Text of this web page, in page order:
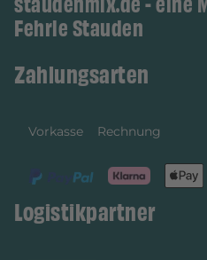
Fehrle Stauden
Zahlungsarten
Vorkasse Rechnung
Logistikpartner